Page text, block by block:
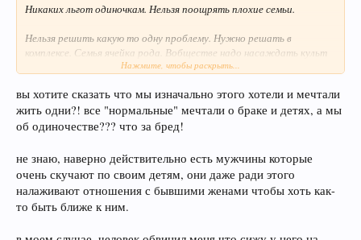
Никаких льгот одиночкам. Нельзя поощрять плохие семьи.
Нельзя решить какую то одну проблему. Нужно решать в
комплексе. Семья ячейка рода. Вобществе надо насаждать культ
Русские братья и сестры для вас пишу.
Нажмите, чтобы раскрыть...
вы хотите сказать что мы изначально этого хотели и мечтали
жить одни?! все "нормальные" мечтали о браке и детях, а мы
об одиночестве??? что за бред!
не знаю, наверно действительно есть мужчины которые
очень скучают по своим детям, они даже ради этого
налаживают отношения с бывшими женами чтобы хоть как-
то быть ближе к ним.